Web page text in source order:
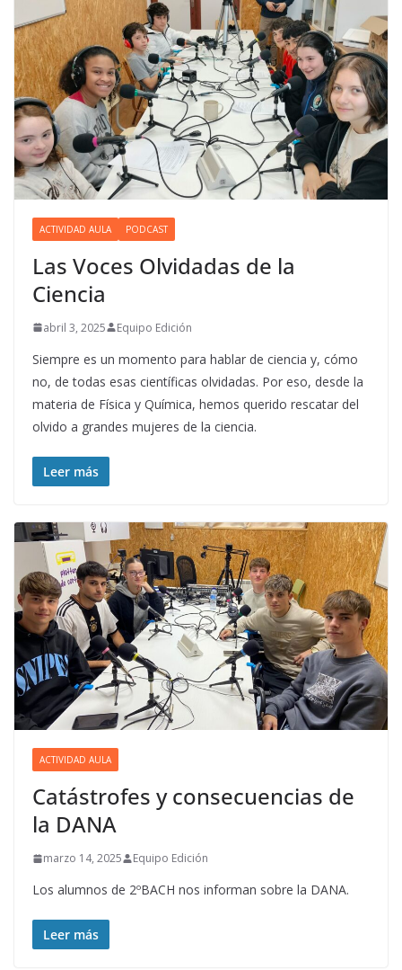
ACTIVIDAD AULA PODCAST
Las Voces Olvidadas de la
Ciencia
abril 3, 2025 Equipo Edición
Siempre es un momento para hablar de ciencia y, cómo
no, de todas esas científicas olvidadas. Por eso, desde la
materia de Física y Química, hemos querido rescatar del
olvido a grandes mujeres de la ciencia.
Leer más
ACTIVIDAD AULA
Catástrofes y consecuencias de
la DANA
marzo 14, 2025 Equipo Edición
Los alumnos de 2ºBACH nos informan sobre la DANA.
Leer más